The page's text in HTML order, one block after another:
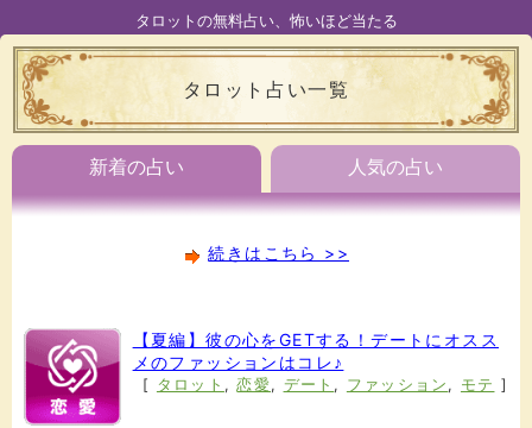
タロットの無料占い、怖いほど当たる
タロット占い一覧
新着の占い 人気の占い
続きはこちら >>
【夏編】彼の心をGETする！デートにオスス
メのファッションはコレ♪
[ タロット ,恋愛, デート , ファッション , モテ ]